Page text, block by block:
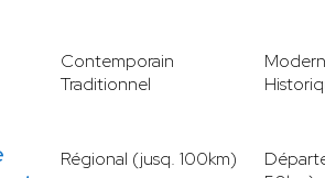
Contemporain
Traditionnel
Régional (jusq. 100km)